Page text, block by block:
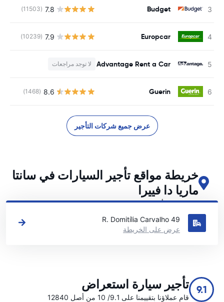
Budget
7.8
(11503)
Europcar
7.9
(10239)
Advantage Rent a Car لا توجد مراجعات
Guerin
8.6
(1468)
عرض جميع شركات التأجير
خريطة مواقع تأجير السيارات في سانتا
ماريا دا فييرا
اطلع على مواقع تأجير السيارات الرئيسية لدينا في سانتا ماريا دا فييرا
R. Domitília Carvalho 49
عرض على الخريطة
9.1 تأجير سيارة استعراض
قام عملاؤنا بتقييمنا على 9.1/ 10 من أصل 12840